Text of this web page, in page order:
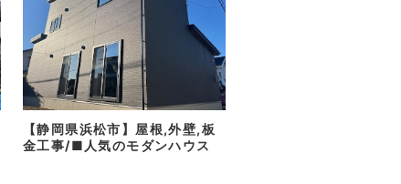
【静岡県浜松市】屋根,外壁,板
金工事/■人気のモダンハウス